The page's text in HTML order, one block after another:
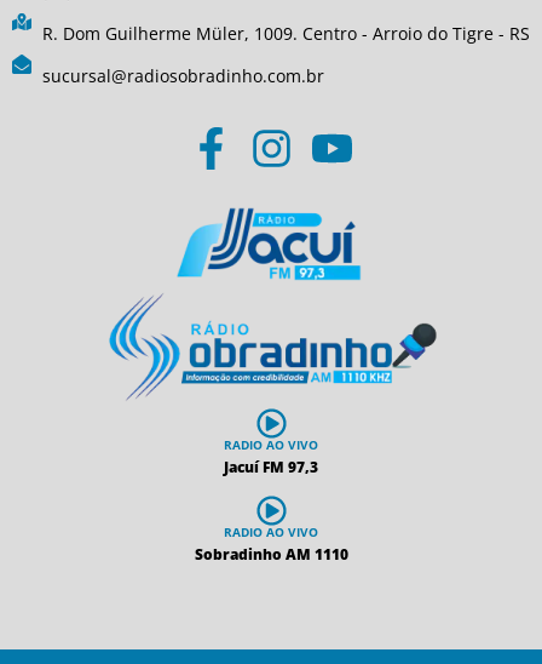
R. Dom Guilherme Müler, 1009. Centro - Arroio do Tigre - RS
sucursal@radiosobradinho.com.br
RADIO AO VIVO
Jacuí FM 97,3
RADIO AO VIVO
Sobradinho AM 1110